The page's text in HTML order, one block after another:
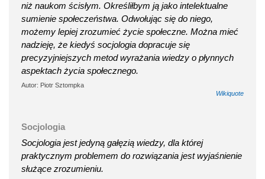
niż naukom ścisłym. Określiłbym ją jako intelektualne
sumienie społeczeństwa. Odwołując się do niego,
możemy lepiej zrozumieć życie społeczne. Można mieć
nadzieję, że kiedyś socjologia dopracuje się
precyzyjniejszych metod wyrażania wiedzy o płynnych
aspektach życia społecznego.
Autor: Piotr Sztompka
Wikiquote
Socjologia
Socjologia jest jedyną gałęzią wiedzy, dla której
praktycznym problemem do rozwiązania jest wyjaśnienie
służące zrozumieniu.